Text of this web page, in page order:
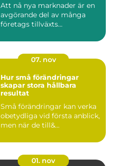
Att nå nya marknader är en
avgörande del av många
företags tillväxts...
07. nov
Hur små förändringar
skapar stora hållbara
resultat
Små förändringar kan verka
obetydliga vid första anblick,
men när de till&...
01. nov